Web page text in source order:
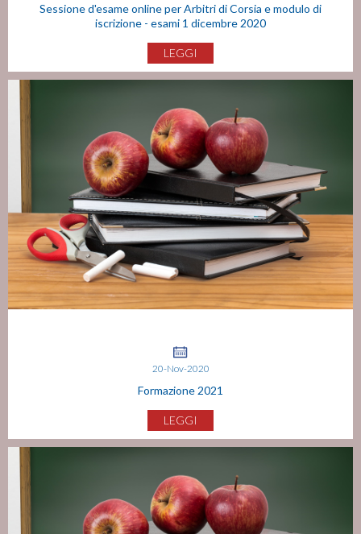
Sessione d'esame online per Arbitri di Corsia e modulo di
iscrizione - esami 1 dicembre 2020
LEGGI
20-Nov-2020
Formazione 2021
LEGGI